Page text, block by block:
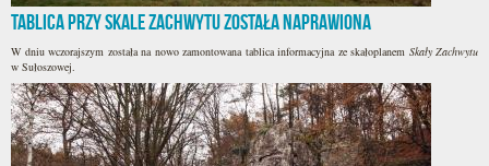
Tablica przy Skale Zachwytu została naprawiona
W dniu wczorajszym została na nowo zamontowana tablica informacyjna ze skałoplanem Skały Zachwytu
w Sułoszowej.